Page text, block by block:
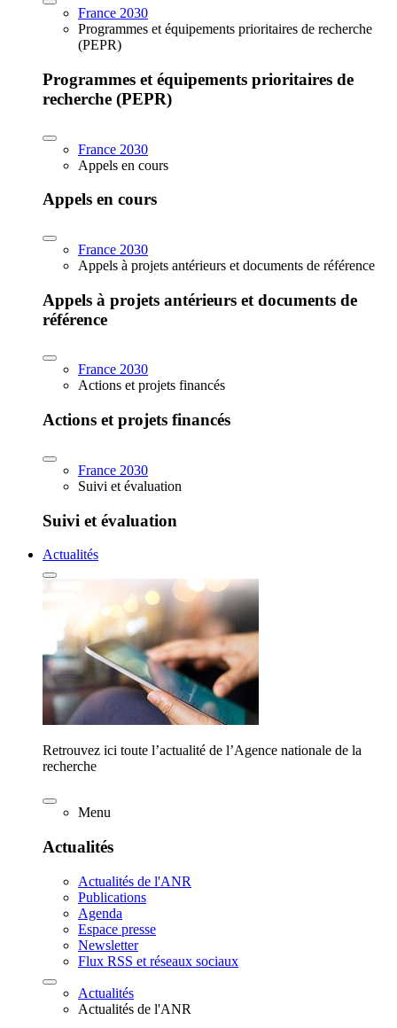
France 2030
Programmes et équipements prioritaires de recherche
(PEPR)
Programmes et équipements prioritaires de
recherche (PEPR)
France 2030
Appels en cours
Appels en cours
France 2030
Appels à projets antérieurs et documents de référence
Appels à projets antérieurs et documents de
référence
France 2030
Actions et projets financés
Actions et projets financés
France 2030
Suivi et évaluation
Suivi et évaluation
Actualités
Retrouvez ici toute l’actualité de l’Agence nationale de la
recherche
Menu
Actualités
Actualités de l'ANR
Publications
Agenda
Espace presse
Newsletter
Flux RSS et réseaux sociaux
Actualités
Actualités de l'ANR